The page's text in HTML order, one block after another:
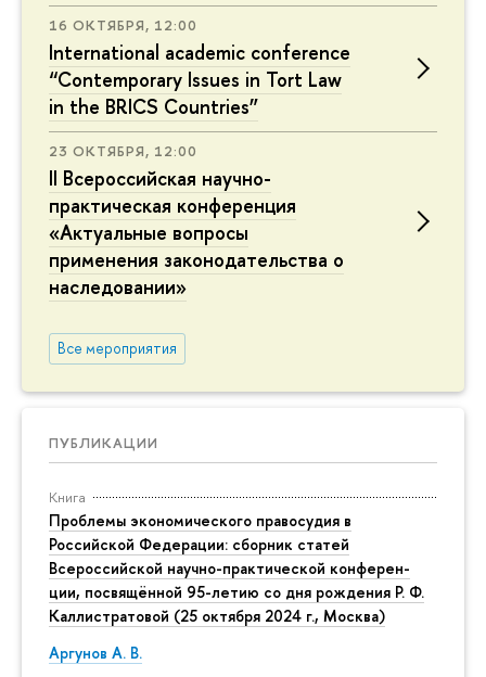
16 ОКТЯБРЯ, 12:00
International academic conference
“Contemporary Issues in Tort Law
in the BRICS Countries”
23 ОКТЯБРЯ, 12:00
II Всероссийская научно-
практическая конференция
«Актуальные вопросы
применения законодательства о
наследовании»
Все мероприятия
ПУБЛИКАЦИИ
Книга
Проблемы экономического правосудия в
Российской Федерации: сборник статей
Всероссийской научно-практической конферен-
ции, посвящённой 95-летию со дня рождения Р. Ф.
Каллистратовой (25 октября 2024 г., Москва)
Аргунов А. В.